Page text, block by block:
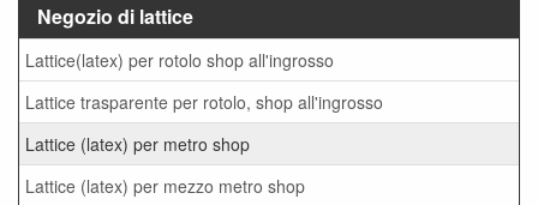
Negozio di lattice
Lattice(latex) per rotolo shop all'ingrosso
Lattice trasparente per rotolo, shop all'ingrosso
Lattice (latex) per metro shop
Lattice (latex) per mezzo metro shop